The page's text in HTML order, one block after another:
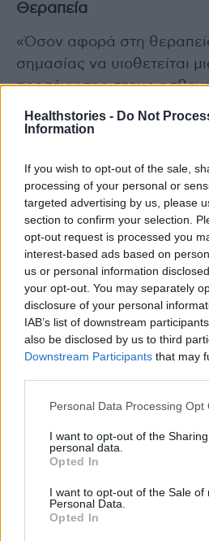
Healthstories - Do Not
Information
If you wish to opt-out of the sale,
processing of your personal or
targeted advertising by us, please
section to confirm your selection.
opt-out request is processed you
interest-based ads based on
us or personal information
your opt-out. You may separately
disclosure of your personal
IAB’s list of downstream
also be disclosed by us to third
Downstream Participants that may
Personal Data Processing Opt
I want to opt-out of the
personal data.
Opted In
I want to opt-out of the Sale of
Personal Data.
Opted In
Θεραπεία
«Όσον αφορά στη
σημασίας να υιοθετείται
προσέγγισης στους
παρουσιάζουν
παθήσεις. Οι επιλογές για
φάρμακα από το στόμα,
αντλίες κενού αέρος και
αντιμετώπιση της νόσου
θεραπεία) μπορεί να
που κυμαίνονται από
έως χειρουργική
είναι με τη συντηρητική
αντιμετώπιση να διακοπεί
νόσου, χαρακτηριστικό της
Το σημαντικό είναι η
γίνεται με τη λήψη
υπερηχογράφημα και
της σύνδεσης μεταξύ της
δυσλειτουργίας και της